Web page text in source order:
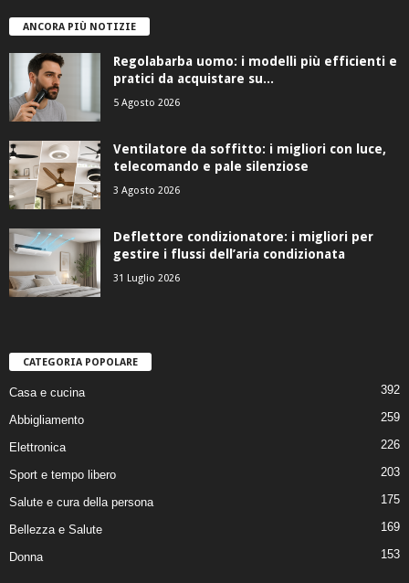
ANCORA PIÙ NOTIZIE
Regolabarba uomo: i modelli più efficienti e
pratici da acquistare su...
5 Agosto 2026
Ventilatore da soffitto: i migliori con luce,
telecomando e pale silenziose
3 Agosto 2026
Deflettore condizionatore: i migliori per
gestire i flussi dell’aria condizionata
31 Luglio 2026
CATEGORIA POPOLARE
Casa e cucina 392
Abbigliamento 259
Elettronica 226
Sport e tempo libero 203
Salute e cura della persona 175
Bellezza e Salute 169
Donna 153